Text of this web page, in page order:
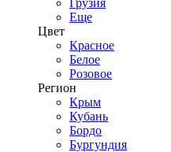
Грузия
Еще
Цвет
Красное
Белое
Розовое
Регион
Крым
Кубань
Бордо
Бургундия